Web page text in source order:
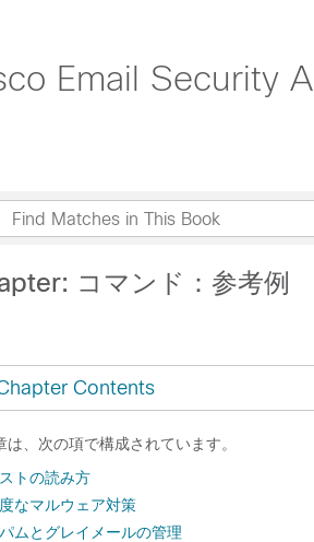
Email Security
コマンド：参考例
Contents
は、次の項で構成されています。
トの読み方
なマルウェア対策
ムとグレイメールの管理